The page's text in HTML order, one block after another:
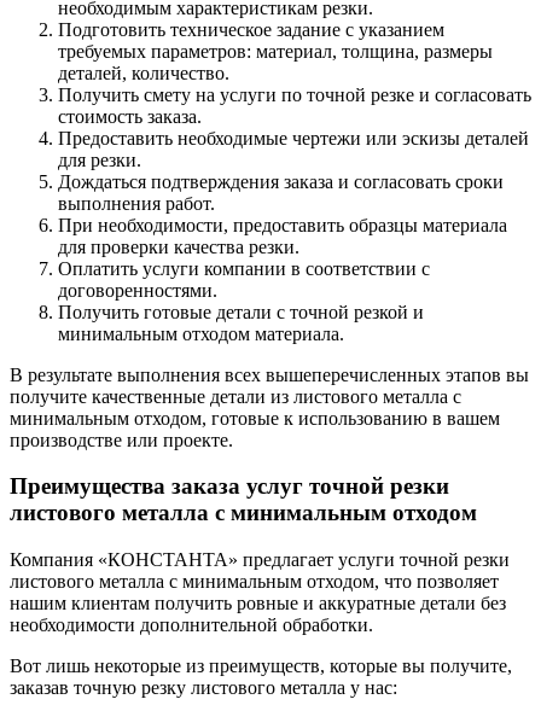
необходимым характеристикам резки.
Подготовить техническое задание с указанием
требуемых параметров: материал, толщина, размеры
деталей, количество.
Получить смету на услуги по точной резке и согласовать
стоимость заказа.
Предоставить необходимые чертежи или эскизы деталей
для резки.
Дождаться подтверждения заказа и согласовать сроки
выполнения работ.
При необходимости, предоставить образцы материала
для проверки качества резки.
Оплатить услуги компании в соответствии с
договоренностями.
Получить готовые детали с точной резкой и
минимальным отходом материала.
В результате выполнения всех вышеперечисленных этапов вы
получите качественные детали из листового металла с
минимальным отходом, готовые к использованию в вашем
производстве или проекте.
Преимущества заказа услуг точной резки
листового металла с минимальным отходом
Компания «КОНСТАНТА» предлагает услуги точной резки
листового металла с минимальным отходом, что позволяет
нашим клиентам получить ровные и аккуратные детали без
необходимости дополнительной обработки.
Вот лишь некоторые из преимуществ, которые вы получите,
заказав точную резку листового металла у нас: